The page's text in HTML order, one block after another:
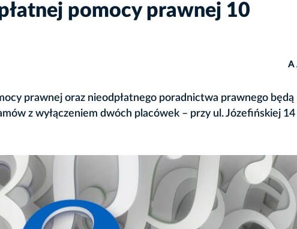
pomocy prawnej 10
A
prawnej oraz nieodpłatnego poradnictwa prawnego będą
z wyłączeniem dwóch placówek – przy ul. Józefińskiej 14